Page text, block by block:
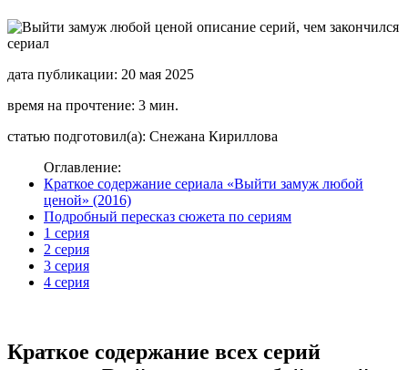
дата публикации: 20 мая 2025
время на прочтение: 3 мин.
статью подготовил(а): Снежана Кириллова
Оглавление:
Краткое содержание сериала «Выйти замуж любой
ценой» (2016)
Подробный пересказ сюжета по сериям
1 серия
2 серия
3 серия
4 серия
Краткое содержание всех серий